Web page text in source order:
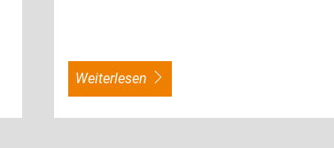
weiterlesen